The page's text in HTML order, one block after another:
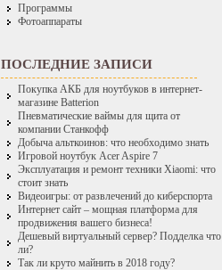
Программы
Фотоаппараты
ПОСЛЕДНИЕ ЗАПИСИ
Покупка АКБ для ноутбуков в интернет-
магазине Batterion
Пневматические ваймы для щита от
компании Станкофф
Добыча альткоинов: что необходимо знать
Игровой ноутбук Acer Aspire 7
Эксплуатация и ремонт техники Xiaomi: что
стоит знать
Видеоигры: от развлечений до киберспорта
Интернет сайт – мощная платформа для
продвижения вашего бизнеса!
Дешевый виртуальный сервер? Подделка что
ли?
Так ли круто майнить в 2018 году?